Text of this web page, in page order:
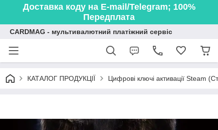
Доставка коду на E-mail/Telegram; 100%
Передплата
CARDMAG - мультивалютний платіжний сервіс
КАТАЛОГ ПРОДУКЦІЇ Цифрові ключі активації Steam